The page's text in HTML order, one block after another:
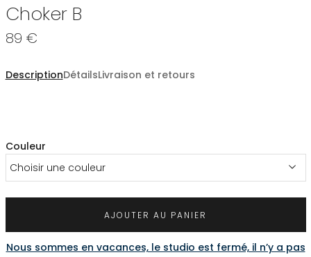
Choker B
89 €
DescriptionDétailsLivraison et retours
Couleur
Choisir une couleur
AJOUTER AU PANIER
Nous sommes en vacances, le studio est fermé, il n’y a pas